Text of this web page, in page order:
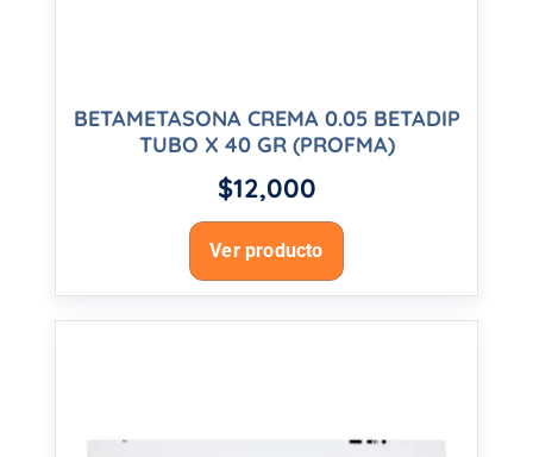
BETAMETASONA CREMA 0.05 BETADIP
TUBO X 40 GR (PROFMA)
$12,000
Ver producto